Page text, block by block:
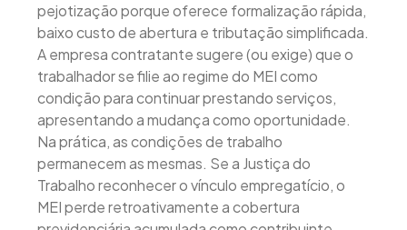
pejotização porque oferece formalização rápida,
baixo custo de abertura e tributação simplificada.
A empresa contratante sugere (ou exige) que o
trabalhador se filie ao regime do MEI como
condição para continuar prestando serviços,
apresentando a mudança como oportunidade.
Na prática, as condições de trabalho
permanecem as mesmas. Se a Justiça do
Trabalho reconhecer o vínculo empregatício, o
MEI perde retroativamente a cobertura